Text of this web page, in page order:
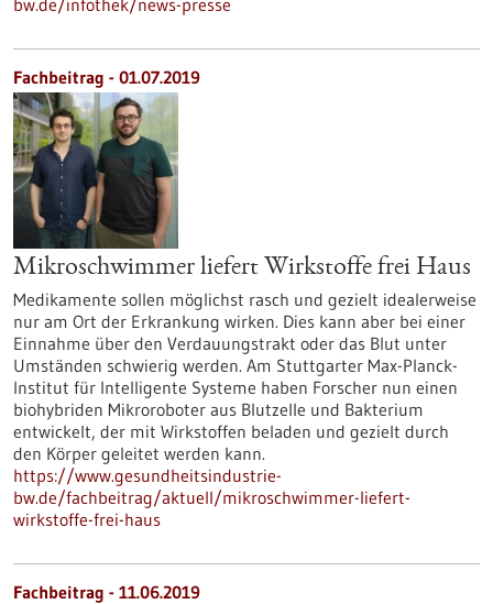
bw.de/infothek/news-presse
Fachbeitrag - 01.07.2019
Mikroschwimmer liefert Wirkstoffe frei Haus
Medikamente sollen möglichst rasch und gezielt idealerweise
nur am Ort der Erkrankung wirken. Dies kann aber bei einer
Einnahme über den Verdauungstrakt oder das Blut unter
Umständen schwierig werden. Am Stuttgarter Max-Planck-
Institut für Intelligente Systeme haben Forscher nun einen
biohybriden Mikroroboter aus Blutzelle und Bakterium
entwickelt, der mit Wirkstoffen beladen und gezielt durch
den Körper geleitet werden kann.
https://www.gesundheitsindustrie-
bw.de/fachbeitrag/aktuell/mikroschwimmer-liefert-
wirkstoffe-frei-haus
Fachbeitrag - 11.06.2019